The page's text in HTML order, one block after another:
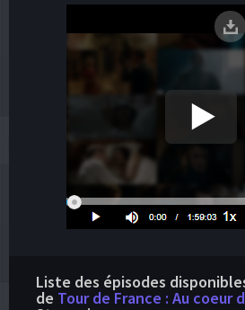
Liste des épisodes
de Tour de France : Au coeur